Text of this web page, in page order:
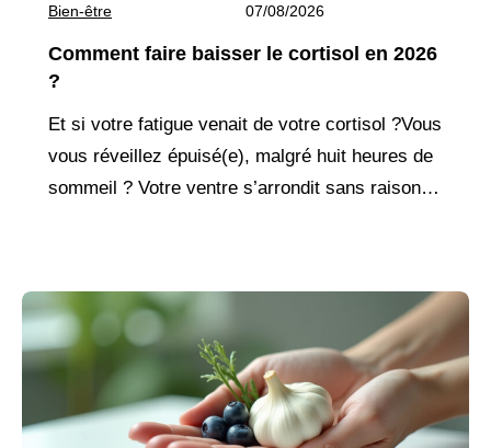
Bien-être 07/08/2026
Comment faire baisser le cortisol en 2026
?
Et si votre fatigue venait de votre cortisol ?Vous
vous réveillez épuisé(e), malgré huit heures de
sommeil ? Votre ventre s’arrondit sans raison,